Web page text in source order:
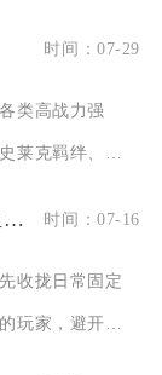
时间：07-29
类高战力强
莱克羁绊、分
玩攻城掠地时有哪些值得注意的军团组建技巧 时间：07-16
收拢日常固定
玩家，避开上